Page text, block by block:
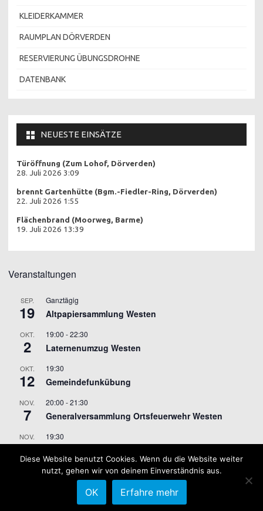
KLEIDERKAMMER
RAUMPLAN DÖRVERDEN
RESERVIERUNG ÜBUNGSDROHNE
DATENBANK
NEUESTE EINSÄTZE
Türöffnung (Zum Lohof, Dörverden)
28. Juli 2026 3:09
brennt Gartenhütte (Bgm.-Fiedler-Ring, Dörverden)
22. Juli 2026 1:55
Flächenbrand (Moorweg, Barme)
19. Juli 2026 13:39
Veranstaltungen
SEP.
19
Ganztägig
Altpapiersammlung Westen
OKT.
2
19:00 -22:30
Laternenumzug Westen
OKT.
12
19:30
Gemeindefunkübung
NOV.
7
20:00 -21:30
Generalversammlung Ortsfeuerwehr Westen
NOV.
9
19:30
Kalender anzeigen
Diese Website benutzt Cookies. Wenn du die Website weiter
nutzt, gehen wir von deinem Einverständnis aus.
OK Erfahre mehr